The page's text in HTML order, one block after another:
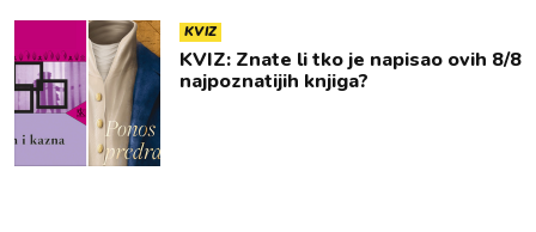
KVIZ
KVIZ: Znate li tko je napisao ovih 8/8
najpoznatijih knjiga?